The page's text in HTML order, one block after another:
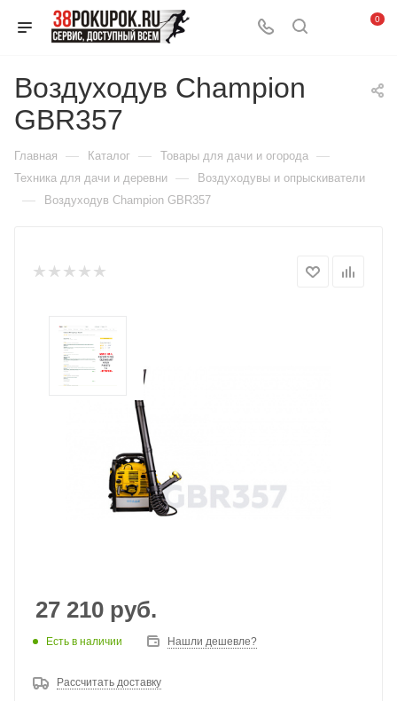
0
Воздуходув Champion
GBR357
Главная — Каталог — Товары для дачи и огорода —
Техника для дачи и деревни — Воздуходувы и опрыскиватели
— Воздуходув Champion GBR357
27 210 руб.
Есть в наличии Нашли дешевле?
Рассчитать доставку